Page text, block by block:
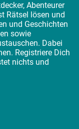
Abenteurer
Rätsel lösen und
und Geschichten
sowie
Dabei
Registriere Dich
nichts und